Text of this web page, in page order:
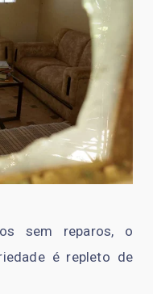
sem reparos, o
é repleto de